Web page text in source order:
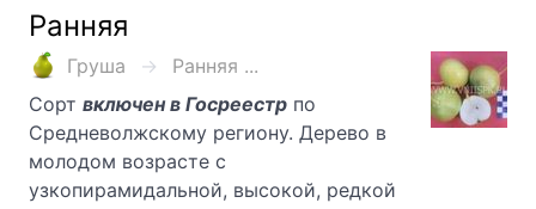
Ранняя
Груша
Ранняя ...
Сорт включен в Госреестр по
Средневолжскому региону. Дерево в
молодом возрасте с
узкопирамидальной, высокой, редкой